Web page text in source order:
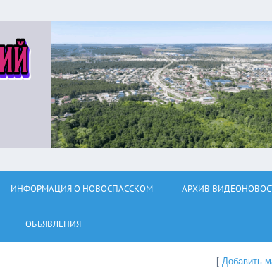
ИНФОРМАЦИЯ О НОВОСПАССКОМ АРХИВ
ОБЪЯВЛЕНИЯ
[Добавить